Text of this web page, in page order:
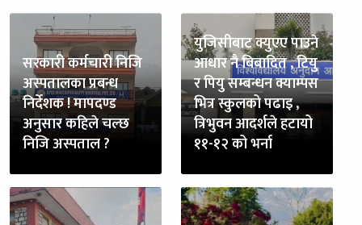
सरकारी कर्मचारी निजि
अस्पतालका प्रबन्ध
निर्देशक ! मापदण्ड
अनुसार कहिले चल्छ
निजि अस्पताल ?
युजिसीबाट क्युएए पाउने
आधार नै बिबादित , टियु
र पियु सम्बन्धन क्याम्पस
भित्र स्कुलको पढाइ ,
त्रिभुवन आदर्शले हटायो
११-१२ को भर्ना